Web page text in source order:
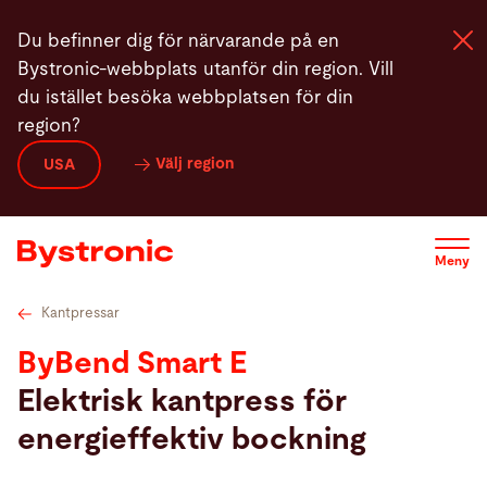
huvudinnehåll
Du befinner dig för närvarande på en
Bystronic-webbplats utanför din region. Vill
du istället besöka webbplatsen för din
region?
USA Välj region
Meny
Maskiner och programvara
Service
Newsroom
Företag
Kontakt
Kantpressar
ByBend Smart E
Elektrisk kantpress för
energieffektiv bockning